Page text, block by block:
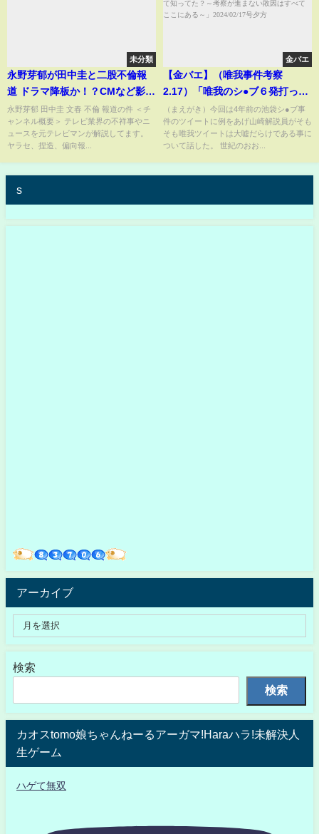
未分類
永野芽郁が田中圭と二股不倫報
道 ドラマ降板か！？CMなど影響
甚大の可能性
永野芽郁 田中圭 文春 不倫 報道の件 ＜チ
ャンネル概要＞ テレビ業界の不祥事やニ
ュースを元テレビマンが解説してます。
ヤラセ、捏造、偏向報...
金バエ
【金バエ】（唯我事件考察
2.17）「唯我のシ●ブ６発打った
ってツイートとか全部大嘘って
知ってた？～考察が進まない敗
因はすべてここにある～」
（まえがき）今回は4年前の池袋シ●ブ事
件のツイートに例をあげ山崎解説員がそも
そも唯我ツイートは大嘘だらけである事に
ついて話した。 世紀のおお...
s
アーカイブ
検索
検索
カオスtomo娘ちゃんねーるアーガマ!Haraハラ!未解決人
生ゲーム
ハゲて無双